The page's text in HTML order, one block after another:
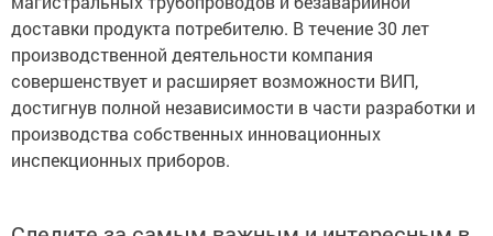
доставки продукта потребителю. В течение 30 лет
производственной деятельности компания
совершенствует и расширяет возможности ВИП,
достигнув полной независимости в части разработки и
производства собственных инновационных
инспекционных приборов.